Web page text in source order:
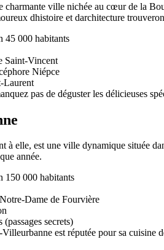
charmante ville nichée au cœur de la
dhistoire et darchitecture
45 000 habitants
Saint-Vincent
Niépce
Laurent
pas de déguster les délicieuses
à elle, est une ville dynamique située
année.
150 000 habitants
Dame de Fourvière
secrets)
est réputée pour sa cuisine